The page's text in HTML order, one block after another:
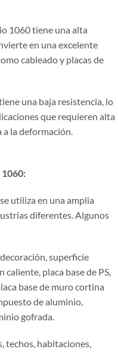
1060 tiene una alta
en una excelente
cableado y placas de
una baja resistencia, lo
que requieren alta
la deformación.
1060:
utiliza en una amplia
diferentes. Algunos
superficie
placa base de PS,
base de muro cortina
de aluminio,
gofrada.
techos, habitaciones,